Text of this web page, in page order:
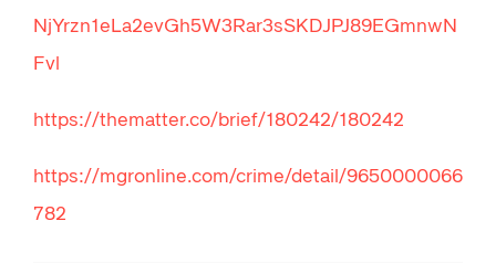
NjYrzn1eLa2evGh5W3Rar3sSKDJPJ89EGmnwN
Fvl
https://thematter.co/brief/180242/180242
https://mgronline.com/crime/detail/9650000066
782